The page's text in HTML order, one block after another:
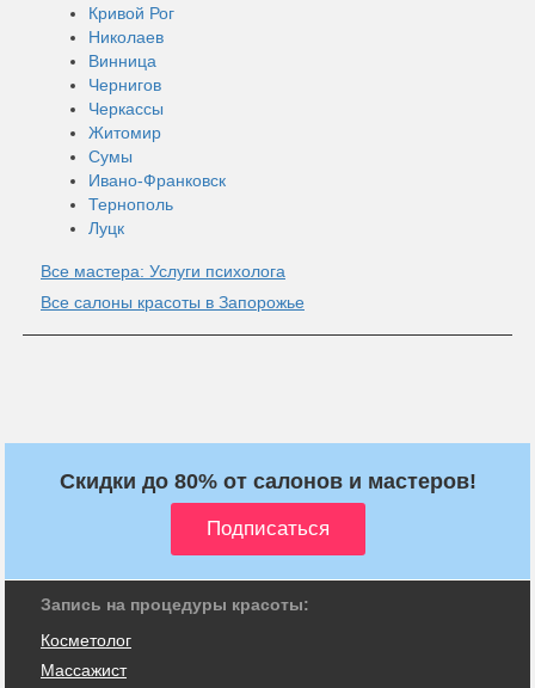
Кривой Рог
Николаев
Винница
Чернигов
Черкассы
Житомир
Сумы
Ивано-Франковск
Тернополь
Луцк
Все мастера: Услуги психолога
Все салоны красоты в Запорожье
Скидки до 80% от салонов и мастеров!
Запись на процедуры красоты:
Косметолог
Массажист